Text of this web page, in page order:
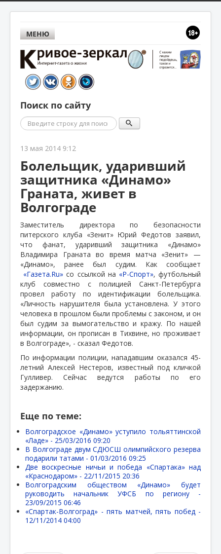
МЕНЮ
Поиск по сайту
Поиск
13 мая 2014 9:12
Болельщик, ударивший
защитника «Динамо»
Граната, живет в
Волгограде
Заместитель директора по безопасности
питерского клуба «Зенит» Юрий Федотов заявил,
что фанат, ударивший защитника «Динамо»
Владимира Граната во время матча «Зенит» —
«Динамо», ранее был судим. Как сообщает
«Газета.Ru» со ссылкой на «Р-Спорт», футбольный
клуб совместно с полицией Санкт-Петербурга
провел работу по идентификации болельщика.
«Личность нарушителя была установлена. У этого
человека в прошлом были проблемы с законом, и он
был судим за вымогательство и кражу. По нашей
информации, он прописан в Тихвине, но проживает
в Волгограде», - сказал Федотов.
По информации полиции, нападавшим оказался 45-
летний Алексей Нестеров, известный под кличкой
Гулливер. Сейчас ведутся работы по его
задержанию.
Еще по теме:
Волгоградское «Динамо» уступило тольяттинской
«Ладе» - 25/03/2016 09:20
В Волгограде двум СДЮСШ олимпийского резерва
подарили татами - 01/03/2016 09:25
Две воскресные ничьи и победа «Спартака» над
«Краснодаром» - 22/11/2015 20:36
Волгоградским обществом «Динамо» будет
руководить начальник УФСБ по региону -
23/09/2015 06:46
«Спартак-Волгоград» - пять матчей, пять побед -
12/11/2014 04:00